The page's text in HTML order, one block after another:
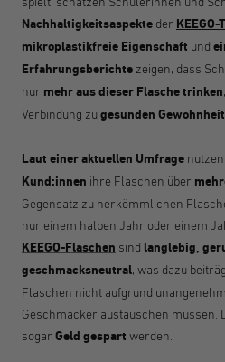
Nachhaltigkeitsaspekte der
mikroplastikfreie Eigenschaft und
Erfahrungsberichte zeigen, dass
nur mehr aus dieser Flasche trinken
Verbindung zu gesunden
Laut einer aktuellen Umfrage
Kund:innen ihre Flaschen über
Gegensatz zu herkömmlichen
nur einem halben Jahr oder einem
KEEGO-Flaschen sind langlebig,
geschmacksneutral, was dazu
Flaschen nicht aufgrund
Geschmäcker austauschen müssen.
sogar Geld gespart werden.